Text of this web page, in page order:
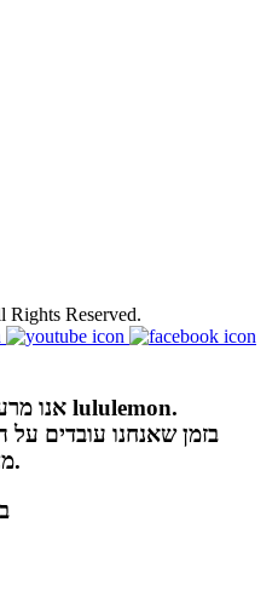
Reserved.
אנו מרעננים את חוויית הקנייה באתר lululemon.
בזמן שאנחנו עובדים
מצומצם יותר, עקב מלאי מוגבל.